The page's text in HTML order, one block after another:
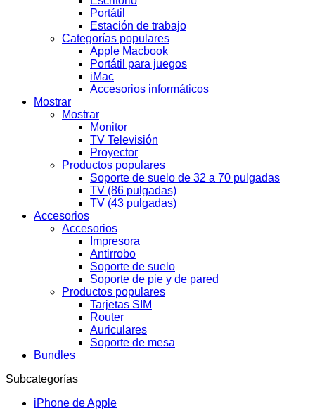
Portátil
Estación de trabajo
Categorías populares
Apple Macbook
Portátil para juegos
iMac
Accesorios informáticos
Mostrar
Mostrar
Monitor
TV Televisión
Proyector
Productos populares
Soporte de suelo de 32 a 70 pulgadas
TV (86 pulgadas)
TV (43 pulgadas)
Accesorios
Accesorios
Impresora
Antirrobo
Soporte de suelo
Soporte de pie y de pared
Productos populares
Tarjetas SIM
Router
Auriculares
Soporte de mesa
Bundles
Subcategorías
iPhone de Apple